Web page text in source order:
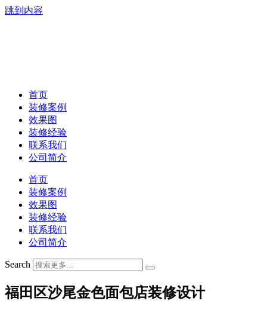
跳到内容
首页
装修案例
效果图
装修经验
联系我们
公司简介
首页
装修案例
效果图
装修经验
联系我们
公司简介
Search
福田区沙尾金色面包店装修设计